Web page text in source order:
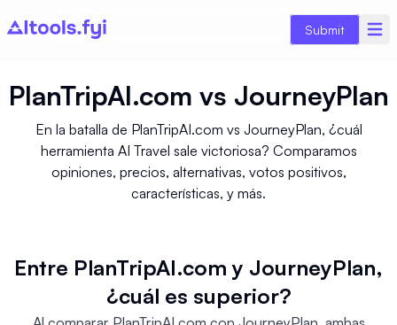
Submit
PlanTripAI.com vs JourneyPlan
En la batalla de PlanTripAI.com vs JourneyPlan, ¿cuál
herramienta AI Travel sale victoriosa? Comparamos
opiniones, precios, alternativas, votos positivos,
características, y más.
Entre PlanTripAI.com y JourneyPlan,
¿cuál es superior?